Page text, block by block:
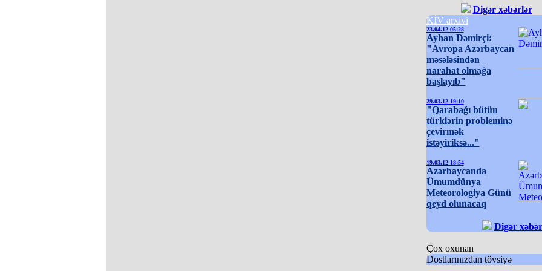
Digər xəbərlər
KİV arxivi
23.04.12 05:28
Ayhan Dəmirçi:
"Avropa Azərbaycan
məsələsindən
narahat olmağa
başlayıb"
29.03.12 19:10
"Qarabağı bütün
türklərin probleminə
çevirmək
istəyiriksə..."
19.03.12 18:54
Azərbaycanda
Ümumdünya
Meteorologiya Günü
qeyd olunacaq
Digər
Çox oxunan
Dostlarınızdan tövsiyə